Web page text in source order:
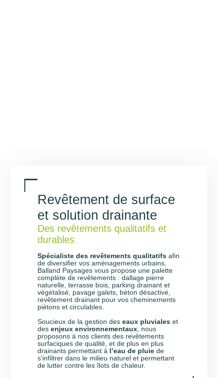
Revêtement de surface
et solution drainante
Des revêtements qualitatifs et
durables
Spécialiste des revêtements qualitatifsafin
de diversifier vos aménagements urbains,
Balland Paysages vous propose une palette
complète de revêtements : dallage pierre
naturelle, terrasse bois, parking drainant et
végétalisé, pavage galets, béton désactivé,
revêtement drainant pour vos cheminements
piétons et circulables.
Soucieux de la gestion des eaux pluvialeset
des enjeux environnementaux, nous
proposons à nos clients des revêtements
surfaciques de qualité, et de plus en plus
drainants permettant à
l’eau de pluiede
s'infiltrer dans le milieu naturel et permettant
de lutter contre les îlots de chaleur.